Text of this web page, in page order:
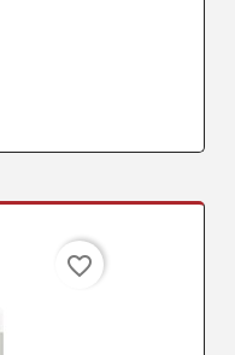
favorite_border